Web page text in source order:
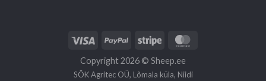
Copyright 2026 © Sheep.ee
SÕK Agritec OÜ, Lõmala küla, Niidi